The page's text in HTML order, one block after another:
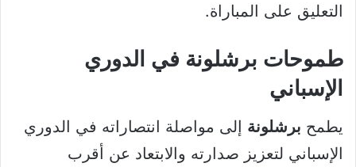
التعليق على المباراة.
طموحات برشلونة في الدوري
الإسباني
يطمح برشلونة إلى مواصلة انتصاراته في الدوري
الإسباني لتعزيز صدارته والابتعاد عن أقرب